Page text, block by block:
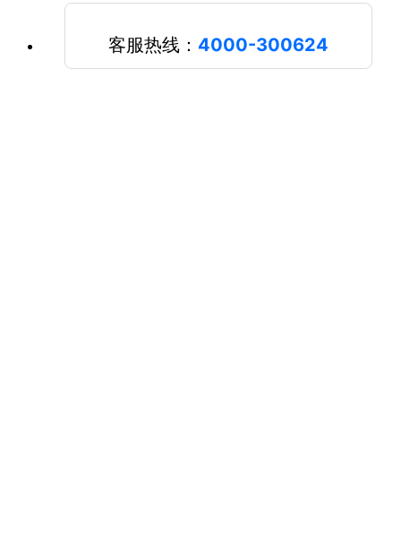
客服热线： 4000-300624